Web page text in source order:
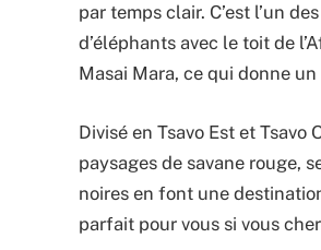
par temps clair. C’est l’un
d’éléphants avec le toit de
Masai Mara, ce qui donne
Divisé en Tsavo Est et Tsavo
paysages de savane rouge,
noires en font une
parfait pour vous si vous